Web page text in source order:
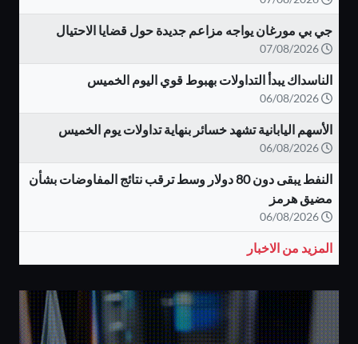
جي بي مورغان يواجه مزاعم جديدة حول قضايا الاحتيال
الناسداك يبدأ التداولات بهبوط قوي اليوم الخميس
الأسهم اليابانية تشهد خسائر بنهاية تداولات يوم الخميس
النفط يبقى دون 80 دولار وسط ترقب نتائج المفاوضات بشأن
مضيق هرمز
المزيد من الاخبار